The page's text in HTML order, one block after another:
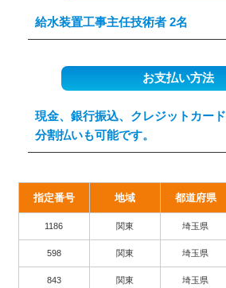
給水装置工事主任技術者 2名
お支払い方法
現金、銀行振込、クレジットカード
分割払いも可能です。
指定番号 地域 都道府県
1186 関東 埼玉県
598 関東 埼玉県
843 関東 埼玉県